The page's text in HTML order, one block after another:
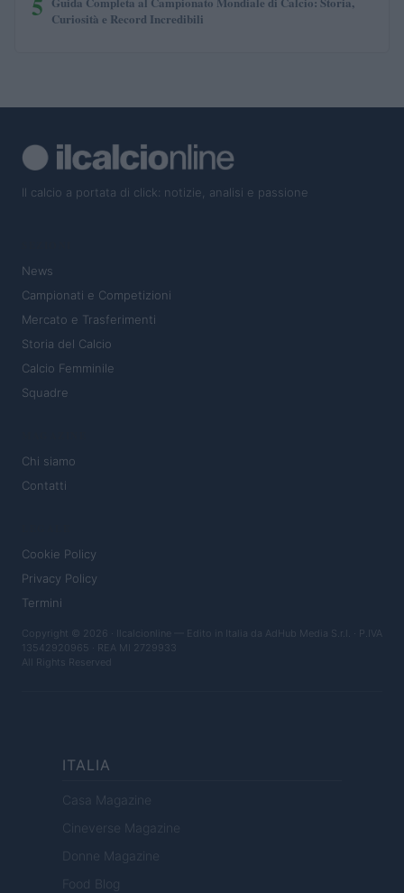
Curiosità e Record Incredibili
Il calcio a portata di click: notizie, analisi e passione
News
Campionati e Competizioni
Mercato e Trasferimenti
Storia del Calcio
Calcio Femminile
Squadre
Chi siamo
Contatti
Cookie Policy
Privacy Policy
Termini
Copyright © 2026 · Ilcalcionline — Edito in Italia da AdHub Media S.r.l. · P.IVA
13542920965 · REA MI 2729933
All Rights Reserved
ITALIA
Casa Magazine
Cineverse Magazine
Donne Magazine
Food Blog